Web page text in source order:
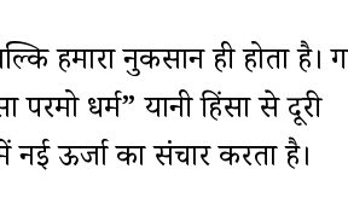
हमारा नुकसान ही होता है।
धर्म” यानी हिंसा से दूरी
नई ऊर्जा का संचार करता है।